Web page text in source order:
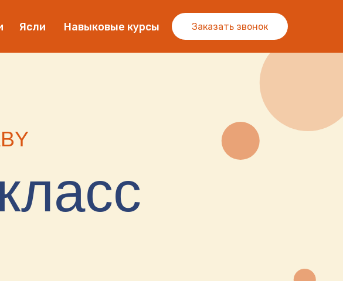
Ясли Навыковые курсы Заказать звонок